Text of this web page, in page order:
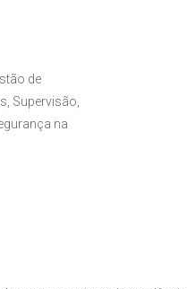
de
Supervisão,
na